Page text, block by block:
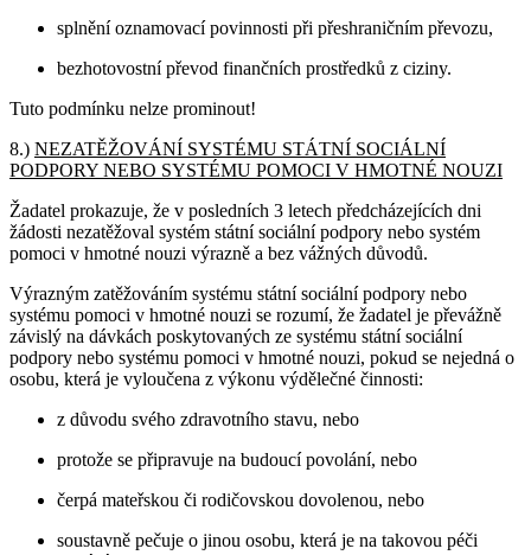
splnění oznamovací povinnosti při přeshraničním převozu,
bezhotovostní převod finančních prostředků z ciziny.
Tuto podmínku nelze prominout!
8.) NEZATĚŽOVÁNÍ SYSTÉMU STÁTNÍ SOCIÁLNÍ
PODPORY NEBO SYSTÉMU POMOCI V HMOTNÉ NOUZI
Žadatel prokazuje, že v posledních 3 letech předcházejících dni
žádosti nezatěžoval systém státní sociální podpory nebo systém
pomoci v hmotné nouzi výrazně a bez vážných důvodů.
Výrazným zatěžováním systému státní sociální podpory nebo
systému pomoci v hmotné nouzi se rozumí, že žadatel je převážně
závislý na dávkách poskytovaných ze systému státní sociální
podpory nebo systému pomoci v hmotné nouzi, pokud se nejedná o
osobu, která je vyloučena z výkonu výdělečné činnosti:
z důvodu svého zdravotního stavu, nebo
protože se připravuje na budoucí povolání, nebo
čerpá mateřskou či rodičovskou dovolenou, nebo
soustavně pečuje o jinou osobu, která je na takovou péči